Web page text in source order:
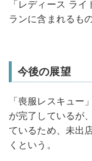
「レディース ラ
ランに含まれるも
今後の展望
「喪服レスキュ
が完了しているが
ているため、未出
くという。